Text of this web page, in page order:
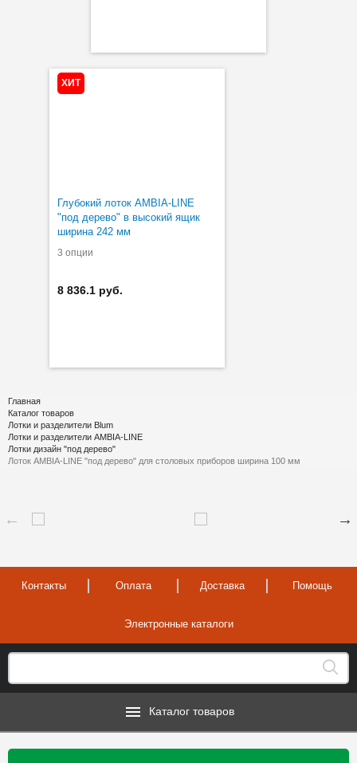
ХИТ
Глубокий лоток AMBIA-LINE
"под дерево" в высокий ящик
ширина 242 мм
3 опции
8 836.1 руб.
Главная
Каталог товаров
Лотки и разделители Blum
Лотки и разделители AMBIA-LINE
Лотки дизайн "под дерево"
Лоток AMBIA-LINE "под дерево" для столовых приборов ширина 100 мм
Контакты Оплата Доставка Помощь
Электронные каталоги
Каталог товаров